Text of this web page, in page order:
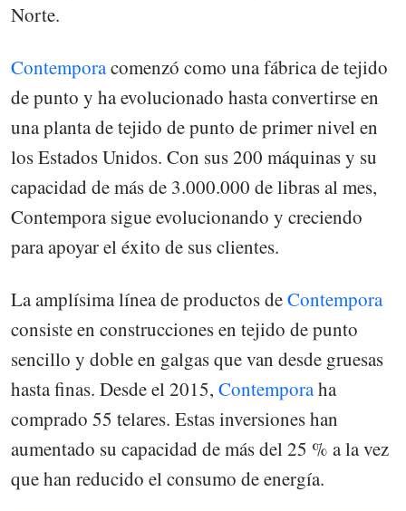
Norte.
Contemporacomenzó como una fábrica de tejido
de punto y ha evolucionado hasta convertirse en
una planta de tejido de punto de primer nivel en
los Estados Unidos. Con sus 200 máquinas y su
capacidad de más de 3.000.000 de libras al mes,
Contempora sigue evolucionando y creciendo
para apoyar el éxito de sus clientes.
La amplísima línea de productos deContempora
consiste en construcciones en tejido de punto
sencillo y doble en galgas que van desde gruesas
hasta finas. Desde el 2015, Contemporaha
comprado 55 telares. Estas inversiones han
aumentado su capacidad de más del 25 % a la vez
que han reducido el consumo de energía.